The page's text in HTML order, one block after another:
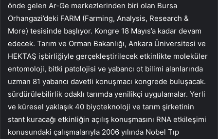
önde gelen Ar-Ge merkezlerinden biri olan Bursa
Orhangazi’deki FARM (Farming, Analysis, Research &
More) tesisinde başlıyor. Kongre 18 Mayıs’a kadar devam
edecek. Tarım ve Orman Bakanlığı, Ankara Üniversitesi ve
HEKTAŞ işbirliğiyle gerçekleştirilecek etkinlikte moleküler
entomoloji, bitki patolojisi ve yabancı ot bilimi alanlarında
uzman 81 yabancı davetli konuşmacı kongrede buluşacak.
sürdürülebilirlik odaklı tarımda yenilikçi uygulamalar. Yerli
ve küresel yaklaşık 40 biyoteknoloji ve tarım şirketinin
stant kuracağı etkinliğin açılış konuşmasını RNA etkileşimi
konusundaki çalışmalarıyla 2006 yılında Nobel Tıp